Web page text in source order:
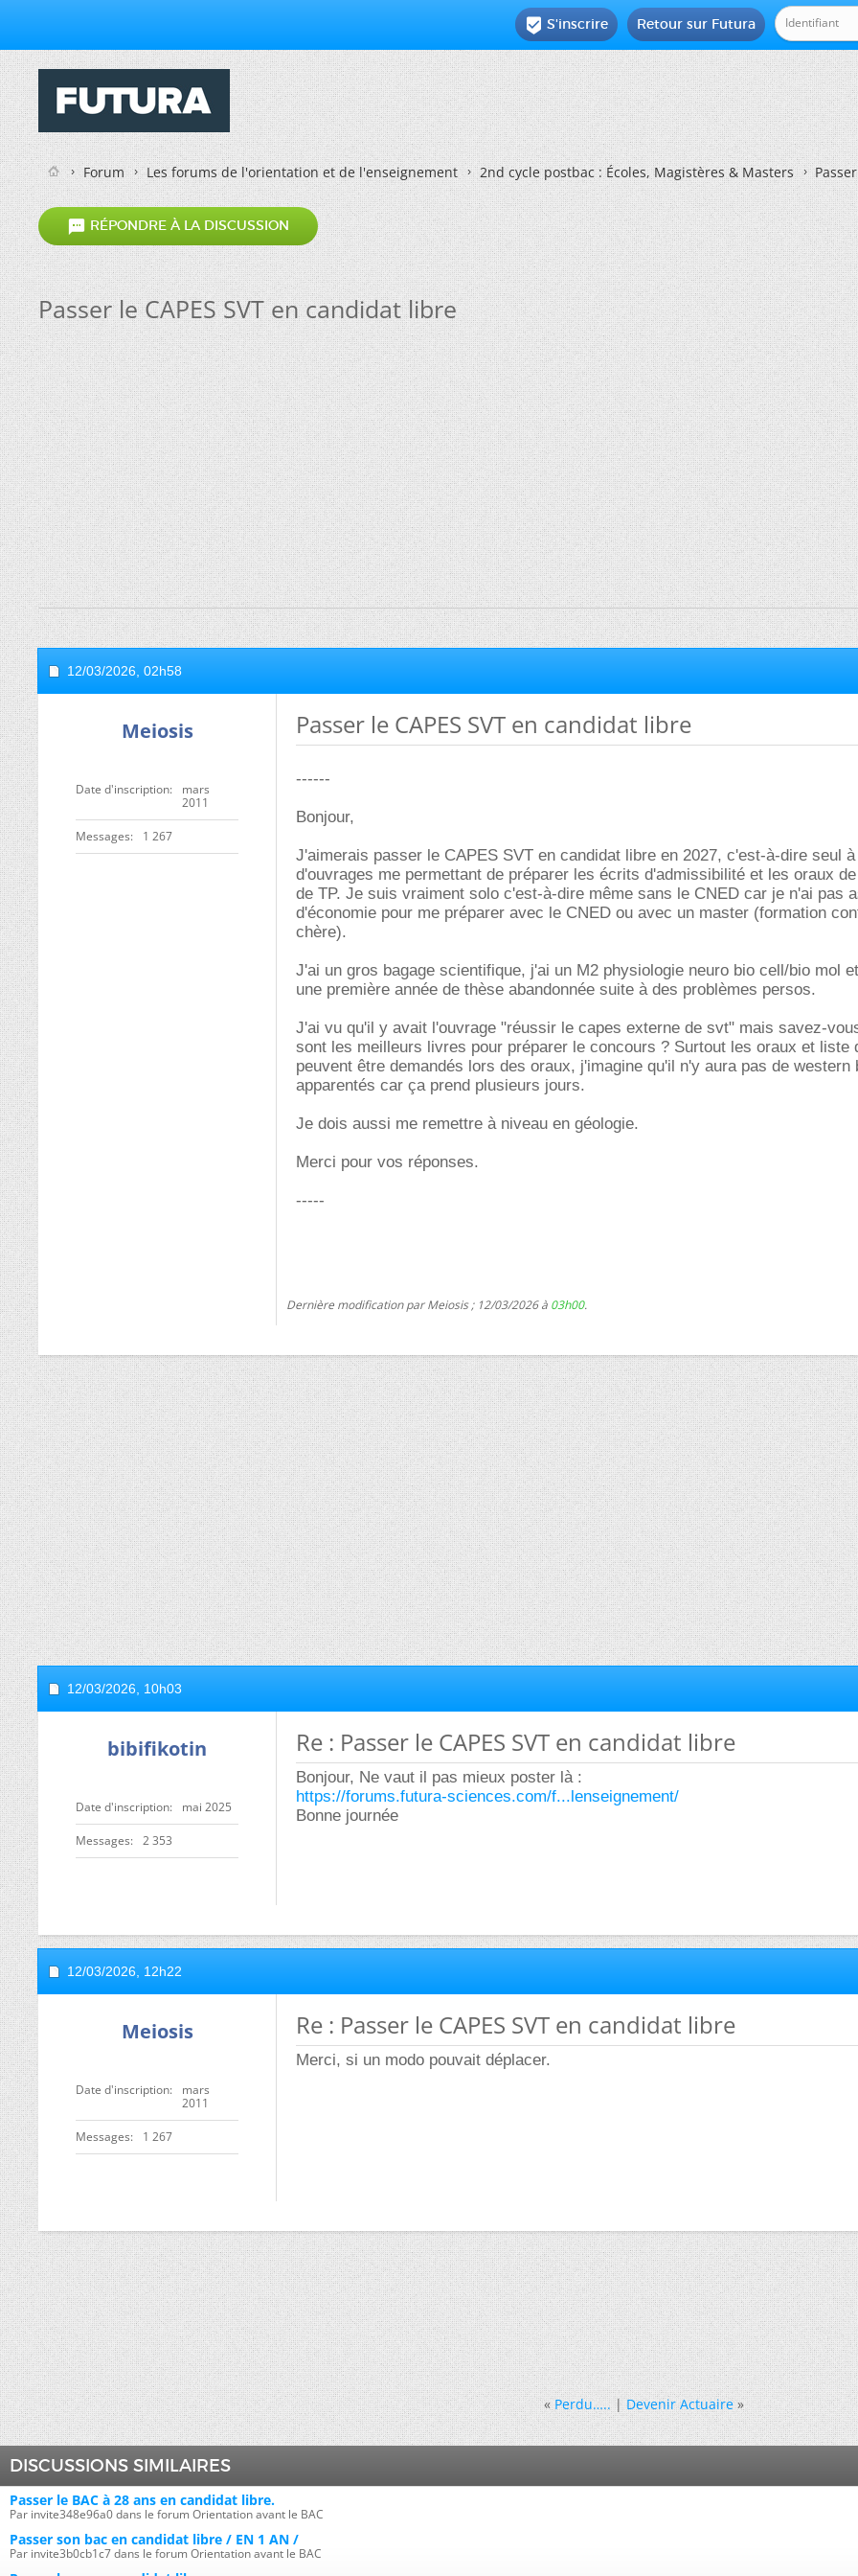
Retour sur Futura
 S'inscrire
Forum Les forums de l'orientation et de l'enseignement 2nd cycle postbac : Écoles, Magistères & Masters
 RÉPONDRE À LA DISCUSSION
Passer le CAPES SVT en candidat libre
12/03/2026, 02h58
Meiosis
Date d'inscription
mars
2011
Messages 1 267
Passer le CAPES SVT en candidat libre
------
Bonjour,
J'aimerais passer le CAPES SVT en candidat libre en 2027, c'est-à-dire seul
d'ouvrages me permettant de préparer les écrits d'admissibilité et les oraux
de TP. Je suis vraiment solo c'est-à-dire même sans le CNED car je n'ai pas
d'économie pour me préparer avec le CNED ou avec un master (formation
chère).
J'ai un gros bagage scientifique, j'ai un M2 physiologie neuro bio cell/bio mol
une première année de thèse abandonnée suite à des problèmes persos.
J'ai vu qu'il y avait l'ouvrage "réussir le capes externe de svt" mais savez-
sont les meilleurs livres pour préparer le concours ? Surtout les oraux et liste
peuvent être demandés lors des oraux, j'imagine qu'il n'y aura pas de western
apparentés car ça prend plusieurs jours.
Je dois aussi me remettre à niveau en géologie.
Merci pour vos réponses.
-----
Dernière modification par Meiosis ; 12/03/2026 à 03h00.
12/03/2026, 10h03
bibifikotin
Date d'inscription mai 2025
Messages 2 353
Re : Passer le CAPES SVT en candidat libre
Bonjour, Ne vaut il pas mieux poster là :
https://forums.futura-sciences.com/f...lenseignement/
Bonne journée
12/03/2026, 12h22
Meiosis
Date d'inscription
mars
2011
Messages 1 267
Re : Passer le CAPES SVT en candidat libre
Merci, si un modo pouvait déplacer.
« Perdu…..|Devenir Actuaire »
DISCUSSIONS SIMILAIRES
Passer le BAC à 28 ans en candidat libre.
Par invite348e96a0 dans le forum Orientation avant le BAC
Passer son bac en candidat libre / EN 1 AN /
Par invite3b0cb1c7 dans le forum Orientation avant le BAC